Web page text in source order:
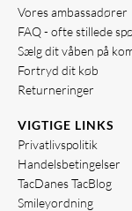
Vores ambassadører
FAQ - ofte stillede
Sælg dit våben på
Fortryd dit køb
Returneringer
VIGTIGE LINKS
Privatlivspolitik
Handelsbetingelser
TacDanes TacBlog
Smileyordning